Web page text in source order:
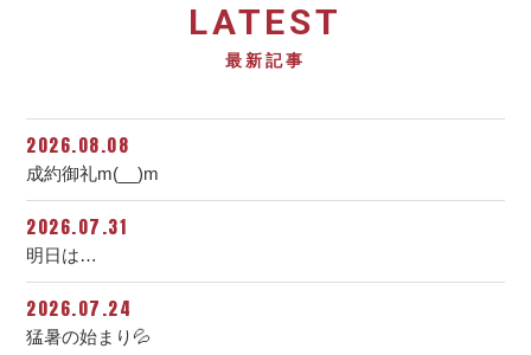
LATEST
最新記事
2026.08.08
成約御礼m(__)m
2026.07.31
明日は…
2026.07.24
猛暑の始まり💦